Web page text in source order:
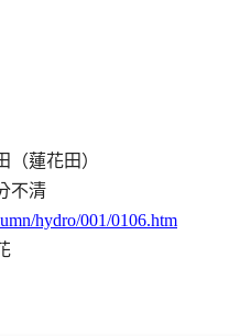
蓮花田）
不清
hydro/001/0106.htm